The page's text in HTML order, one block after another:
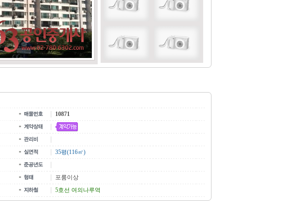
10871
35평(116㎡)
포룸이상
5호선 여의나루역